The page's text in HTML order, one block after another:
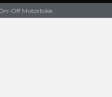
Off Motorbike